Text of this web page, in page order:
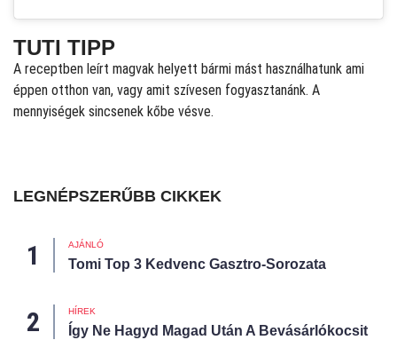
TUTI TIPP
A receptben leírt magvak helyett bármi mást használhatunk ami
éppen otthon van, vagy amit szívesen fogyasztanánk. A
mennyiségek sincsenek kőbe vésve.
LEGNÉPSZERŰBB CIKKEK
AJÁNLÓ
Tomi Top 3 Kedvenc Gasztro-Sorozata
HÍREK
Így Ne Hagyd Magad Után A Bevásárlókocsit